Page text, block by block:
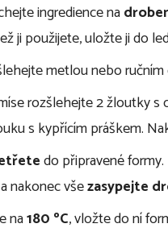
ingredience na
ji použijete, uložte ji do
metlou nebo
rozšlehejte 2 žloutky s
s kypřícím práškem.
do připravené
a nakonec všezasypejte
na180 ºC, vložte do ní